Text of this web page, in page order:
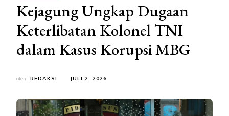
Kejagung Ungkap Dugaan
Keterlibatan Kolonel TNI
dalam Kasus Korupsi MBG
oleh REDAKSI JULI 2, 2026